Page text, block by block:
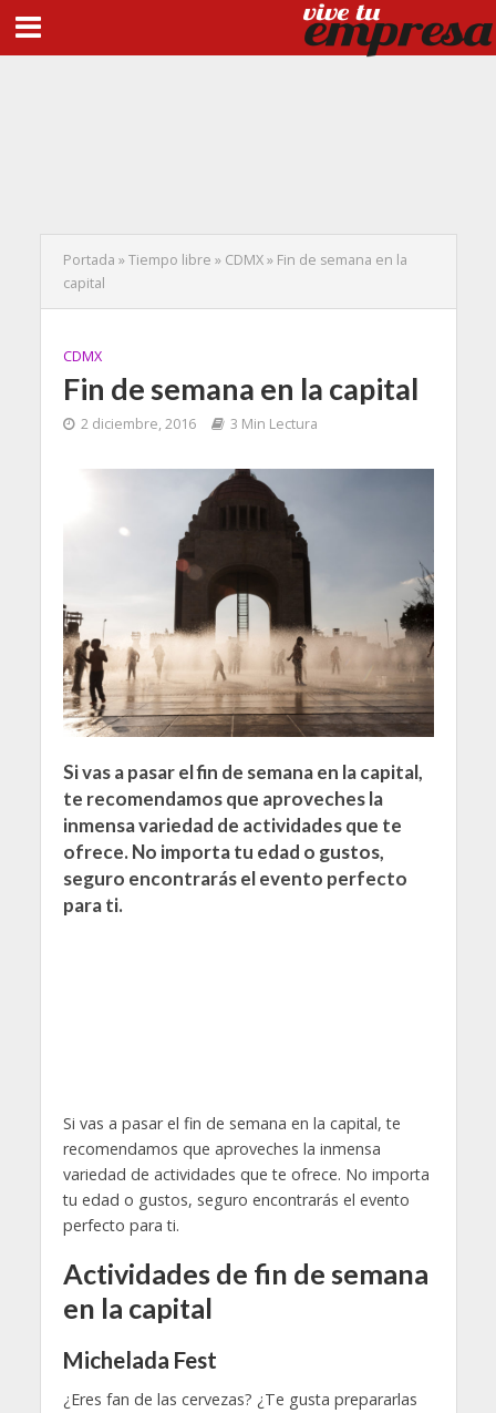
Portada »Tiempo libre » CDMX» Fin de semana en la
capital
CDMX
Fin de semana en la capital
2 diciembre, 2016 3 Min Lectura
Si vas a pasar el fin de semana en la capital,
te recomendamos que aproveches la
inmensa variedad de actividades que te
ofrece. No importa tu edad o gustos,
seguro encontrarás el evento perfecto
para ti.
Si vas a pasar el fin de semana en la capital, te
recomendamos que aproveches la inmensa
variedad de actividades que te ofrece. No importa
tu edad o gustos, seguro encontrarás el evento
perfecto para ti.
Actividades de fin de semana
en la capital
Michelada Fest
¿Eres fan de las cervezas? ¿Te gusta prepararlas